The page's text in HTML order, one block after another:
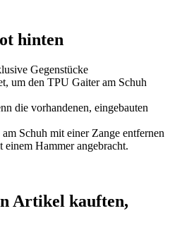
hinten
Gegenstücke
um den TPU Gaiter am Schuh
die vorhandenen, eingebauten
Schuh mit einer Zange entfernen
Hammer angebracht.
Artikel kauften,